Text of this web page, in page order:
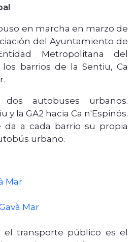
en marcha en marzo de
del Ayuntamiento de
Metropolitana del
barrios de la Sentiu, Ca
autobuses urbanos.
y la GA2 hacia Ca n'Espinós.
da a cada barrio su propia
urbano.
Mar
Mar
el transporte público es el